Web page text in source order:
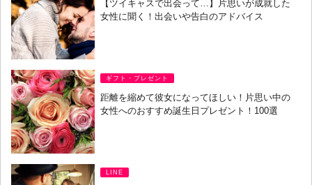
【ツイキャスで出会って…】片思いが成就した
女性に聞く！出会いや告白のアドバイス
ギフト・プレゼント
距離を縮めて彼女になってほしい！片思い中の
女性へのおすすめ誕生日プレゼント！100選
LINE